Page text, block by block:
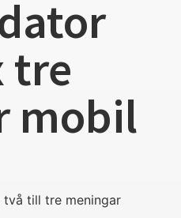
tre
mobil
till tre meningar